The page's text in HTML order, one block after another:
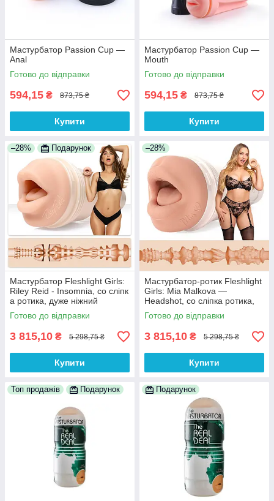
Мастурбатор Passion Cup —
Anal
Готово до відправки
594,15 ₴ 873,75 ₴
Купити
Мастурбатор Passion Cup —
Mouth
Готово до відправки
594,15 ₴ 873,75 ₴
Купити
–28% Подарунок
Мастурбатор Fleshlight Girls:
Riley Reid - Insomnia, со сліпк
а ротика, дуже ніжний
Готово до відправки
3 815,10 ₴ 5 298,75 ₴
Купити
–28%
Мастурбатор-ротик Fleshlight
Girls: Mia Malkova —
Headshot, со сліпка ротика,
дуже ніжний
Готово до відправки
3 815,10 ₴ 5 298,75 ₴
Купити
Топ продажів Подарунок Подарунок